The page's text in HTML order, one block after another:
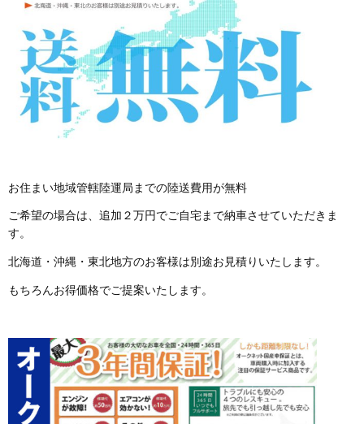
お住まい地域管轄陸運局までの陸送費用が無料
ご希望の場合は、追加２万円でご自宅まで納車させていただきま
す。
北海道・沖縄・東北地方のお客様は別途お見積りいたします。
もちろんお得価格でご提案いたします。